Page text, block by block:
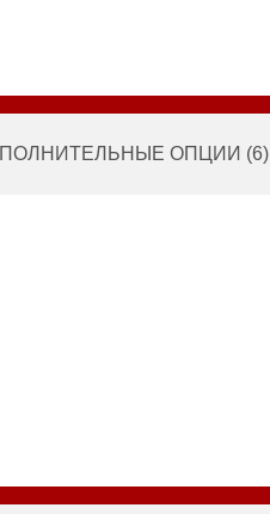
ОПЦИИ (6)